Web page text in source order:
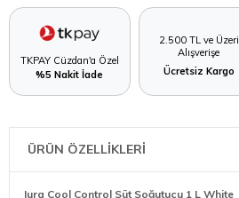
TKPAY Cüzdan'a Özel
%5 Nakit İade
2.500 TL ve Üzeri
Alışverişe
Ücretsiz Kargo
ÜRÜN ÖZELLİKLERİ
Jura Cool Control Süt Soğutucu 1 L White